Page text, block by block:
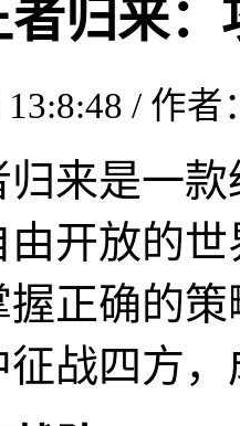
归来
/ 作
来是一
开放的
正确的
战四方